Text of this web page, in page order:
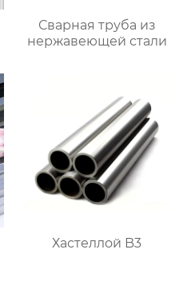
Сварная труба из
нержавеющей стали
Хастеллой B3